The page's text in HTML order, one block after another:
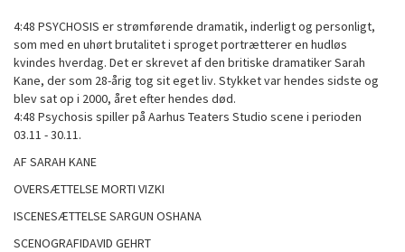
4:48 PSYCHOSIS er strømførende dramatik, inderligt og personligt,
som med en uhørt brutalitet i sproget portrætterer en hudløs
kvindes hverdag. Det er skrevet af den britiske dramatiker Sarah
Kane, der som 28-årig tog sit eget liv. Stykket var hendes sidste og
blev sat op i 2000, året efter hendes død.
4:48 Psychosis spiller på Aarhus Teaters Studio scene i perioden
03.11 - 30.11.
AF SARAH KANE
OVERSÆTTELSE MORTI VIZKI
ISCENESÆTTELSE SARGUN OSHANA
SCENOGRAFIDAVID GEHRT